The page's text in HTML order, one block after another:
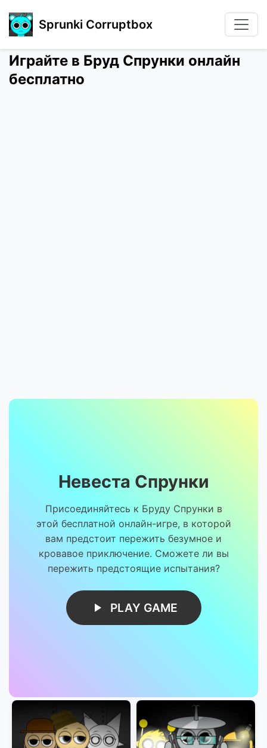
Sprunki Corruptbox
Играйте в Бруд Спрунки онлайн
бесплатно
Невеста Спрунки
Присоединяйтесь к Бруду Спрунки в
этой бесплатной онлайн-игре, в которой
вам предстоит пережить безумное и
кровавое приключение. Сможете ли вы
пережить предстоящие испытания?
PLAY GAME